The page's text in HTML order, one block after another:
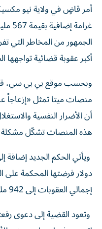
أمر قاضٍ في ولاية نيو
الجمهور من المخاطر التي
أكبر عقوبة قضائية
وبحسب موقع بي بي سي،
منصات ميتا تمثل «إزعاجاً
أن الأضرار النفسية
هذه المنصات تشكّل
دولار فرضتها المحكمة على
إجمالي العقوبات إلى 942 مليون دولار.